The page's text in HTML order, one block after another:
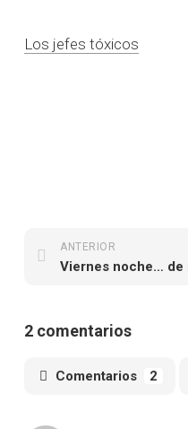
Los jefes tóxicos
ANTERIOR
Viernes noche… de
2 comentarios
Comentarios 2